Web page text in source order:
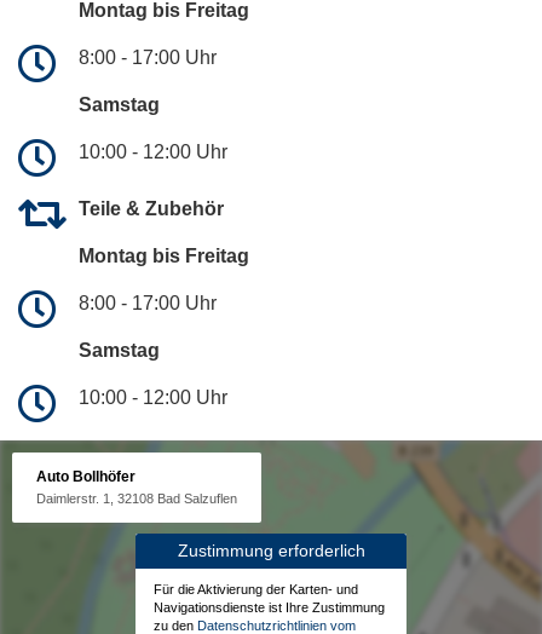
Montag bis Freitag
8:00 - 17:00 Uhr
Samstag
10:00 - 12:00 Uhr
Teile & Zubehör
Montag bis Freitag
8:00 - 17:00 Uhr
Samstag
10:00 - 12:00 Uhr
Auto Bollhöfer
Daimlerstr. 1, 32108 Bad Salzuflen
Zustimmung erforderlich
Für die Aktivierung der Karten- und
Navigationsdienste ist Ihre Zustimmung
zu den Datenschutzrichtlinien vom